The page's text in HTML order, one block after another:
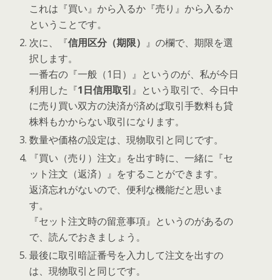
これは『買い』から入るか『売り』から入るか
ということです。
次に、『信用区分（期限） 』の欄で、期限を選
択します。
一番右の『一般（1日） 』というのが、私が今日
利用した『1日信用取引』という取引で、今日中
に売り買い双方の決済が済めば取引手数料も貸
株料もかからない取引になります。
数量や価格の設定は、現物取引と同じです。
『買い（売り）注文』を出す時に、一緒に『セ
ット注文（返済）』をすることができます。
返済忘れがないので、便利な機能だと思いま
す。
『セット注文時の留意事項』というのがあるの
で、読んでおきましょう。
最後に取引暗証番号を入力して注文を出すの
は、現物取引と同じです。